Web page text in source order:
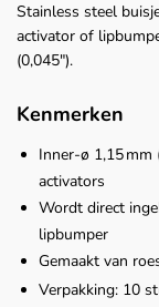
Stainless steel
activator of
(0,045").
Kenmerken
Inner‑ø 1,15
activators
Wordt direct
lipbumper
Gemaakt van
Verpakking: 10